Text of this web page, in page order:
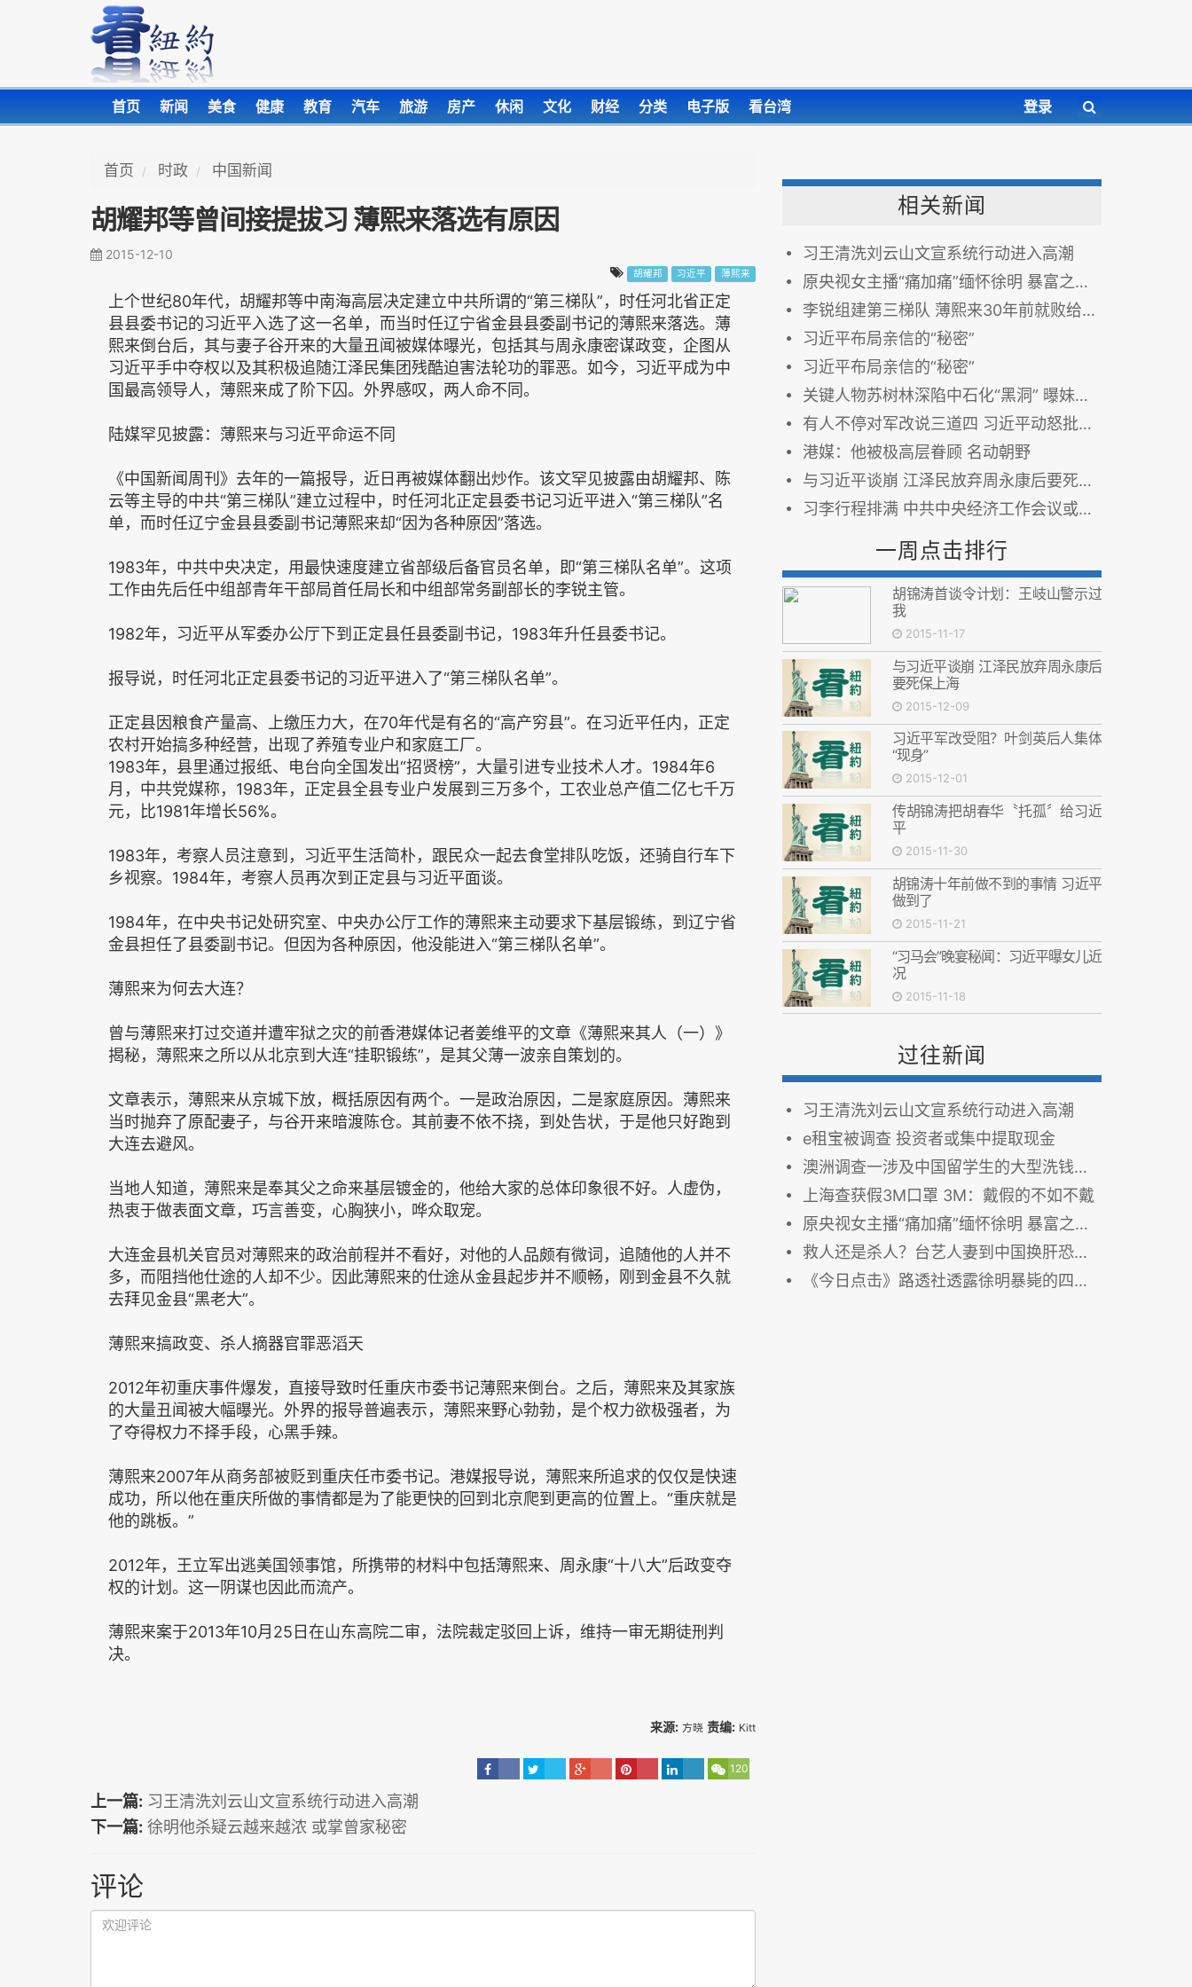
首页 新闻 美食 健康 教育 汽车 旅游 房产 休闲 文化 财经 分类 电子版 看台湾 登录
首页 时政 中国新闻
胡耀邦等曾间接提拔习 薄熙来落选有原因
2015-12-10
胡耀邦 习近平 薄熙来
上个世纪80年代，胡耀邦等中南海高层决定建立中共所谓的“第三梯队”，时任河北省正定
县县委书记的习近平入选了这一名单，而当时任辽宁省金县县委副书记的薄熙来落选。薄
熙来倒台后，其与妻子谷开来的大量丑闻被媒体曝光，包括其与周永康密谋政变，企图从
习近平手中夺权以及其积极追随江泽民集团残酷迫害法轮功的罪恶。如今，习近平成为中
国最高领导人，薄熙来成了阶下囚。外界感叹，两人命不同。
陆媒罕见披露：薄熙来与习近平命运不同
《中国新闻周刊》去年的一篇报导，近日再被媒体翻出炒作。该文罕见披露由胡耀邦、陈
云等主导的中共“第三梯队”建立过程中，时任河北正定县委书记习近平进入“第三梯队”名
单，而时任辽宁金县县委副书记薄熙来却“因为各种原因”落选。
1983年，中共中央决定，用最快速度建立省部级后备官员名单，即“第三梯队名单”。这项
工作由先后任中组部青年干部局首任局长和中组部常务副部长的李锐主管。
1982年，习近平从军委办公厅下到正定县任县委副书记，1983年升任县委书记。
报导说，时任河北正定县委书记的习近平进入了“第三梯队名单”。
正定县因粮食产量高、上缴压力大，在70年代是有名的“高产穷县”。在习近平任内，正定
农村开始搞多种经营，出现了养殖专业户和家庭工厂。
1983年，县里通过报纸、电台向全国发出“招贤榜”，大量引进专业技术人才。1984年6
月，中共党媒称，1983年，正定县全县专业户发展到三万多个，工农业总产值二亿七千万
元，比1981年增长56%。
1983年，考察人员注意到，习近平生活简朴，跟民众一起去食堂排队吃饭，还骑自行车下
乡视察。1984年，考察人员再次到正定县与习近平面谈。
1984年，在中央书记处研究室、中央办公厅工作的薄熙来主动要求下基层锻练，到辽宁省
金县担任了县委副书记。但因为各种原因，他没能进入“第三梯队名单”。
薄熙来为何去大连？
曾与薄熙来打过交道并遭牢狱之灾的前香港媒体记者姜维平的文章《薄熙来其人（一）》
揭秘，薄熙来之所以从北京到大连“挂职锻练”，是其父薄一波亲自策划的。
文章表示，薄熙来从京城下放，概括原因有两个。一是政治原因，二是家庭原因。薄熙来
当时抛弃了原配妻子，与谷开来暗渡陈仓。其前妻不依不挠，到处告状，于是他只好跑到
大连去避风。
当地人知道，薄熙来是奉其父之命来基层镀金的，他给大家的总体印象很不好。人虚伪，
热衷于做表面文章，巧言善变，心胸狭小，哗众取宠。
大连金县机关官员对薄熙来的政治前程并不看好，对他的人品颇有微词，追随他的人并不
多，而阻挡他仕途的人却不少。因此薄熙来的仕途从金县起步并不顺畅，刚到金县不久就
去拜见金县“黑老大”。
薄熙来搞政变、杀人摘器官罪恶滔天
2012年初重庆事件爆发，直接导致时任重庆市委书记薄熙来倒台。之后，薄熙来及其家族
的大量丑闻被大幅曝光。外界的报导普遍表示，薄熙来野心勃勃，是个权力欲极强者，为
了夺得权力不择手段，心黑手辣。
薄熙来2007年从商务部被贬到重庆任市委书记。港媒报导说，薄熙来所追求的仅仅是快速
成功，所以他在重庆所做的事情都是为了能更快的回到北京爬到更高的位置上。“重庆就是
他的跳板。”
2012年，王立军出逃美国领事馆，所携带的材料中包括薄熙来、周永康“十八大”后政变夺
权的计划。这一阴谋也因此而流产。
薄熙来案于2013年10月25日在山东高院二审，法院裁定驳回上诉，维持一审无期徒刑判
决。
来源: 方晓 责编: Kitt
120
上一篇: 习王清洗刘云山文宣系统行动进入高潮
下一篇: 徐明他杀疑云越来越浓 或掌曾家秘密
评论
相关新闻
习王清洗刘云山文宣系统行动进入高潮
原央视女主播“痛加痛”缅怀徐明 暴富之财姓薄姓徐？
李锐组建第三梯队 薄熙来30年前就败给习近平
习近平布局亲信的“秘密”
习近平布局亲信的“秘密”
关键人物苏树林深陷中石化“黑洞” 曝妹妹插手项目
有人不停对军改说三道四 习近平动怒批示一句话
港媒：他被极高层眷顾 名动朝野
与习近平谈崩 江泽民放弃周永康后要死保上海
习李行程排满 中共中央经济工作会议或推迟
一周点击排行
胡锦涛首谈令计划：王岐山警示过
我
2015-11-17
与习近平谈崩 江泽民放弃周永康后
要死保上海
2015-12-09
习近平军改受阻？叶剑英后人集体
“现身”
2015-12-01
传胡锦涛把胡春华〝托孤〞给习近
平
2015-11-30
胡锦涛十年前做不到的事情 习近平
做到了
2015-11-21
“习马会”晚宴秘闻：习近平曝女儿近
况
2015-11-18
过往新闻
习王清洗刘云山文宣系统行动进入高潮
e租宝被调查 投资者或集中提取现金
澳洲调查一涉及中国留学生的大型洗钱集团
上海查获假3M口罩 3M：戴假的不如不戴
原央视女主播“痛加痛”缅怀徐明 暴富之财姓薄姓徐？
救人还是杀人？台艺人妻到中国换肝恐间接杀人（视频）
《今日点击》路透社透露徐明暴毙的四大悬疑